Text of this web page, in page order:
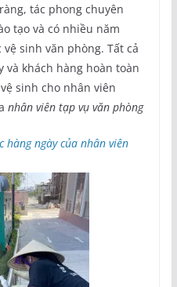
tác phong chuyên
tạo và có nhiều năm
sinh văn phòng. Tất cả
và khách hàng hoàn toàn
sinh cho nhân viên
nhân viên tạp vụ văn phòng
hàng ngày của nhân viên